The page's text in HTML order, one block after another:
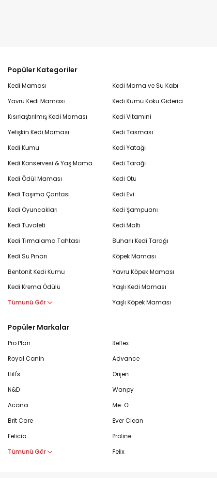
Popüler Kategoriler
Kedi Maması
Yavru Kedi Maması
Kısırlaştırılmış Kedi Maması
Yetişkin Kedi Maması
Kedi Kumu
Kedi Konservesi & Yaş Mama
Kedi Ödül Maması
Kedi Taşıma Çantası
Kedi Oyuncakları
Kedi Tuvaleti
Kedi Tırmalama Tahtası
Kedi Su Pınarı
Bentonit Kedi Kumu
Kedi Krema Ödülü
Tümünü Gör
Kedi Mama ve Su Kabı
Kedi Kumu Koku Giderici
Kedi Vitamini
Kedi Tasması
Kedi Yatağı
Kedi Tarağı
Kedi Otu
Kedi Evi
Kedi Şampuanı
Kedi Maltı
Buharlı Kedi Tarağı
Köpek Maması
Yavru Köpek Maması
Yaşlı Kedi Maması
Yaşlı Köpek Maması
Popüler Markalar
Pro Plan
Royal Canin
Hill's
N&D
Acana
Brit Care
Felicia
Tümünü Gör
Reflex
Advance
Orijen
Wanpy
Me-O
Ever Clean
Proline
Felix